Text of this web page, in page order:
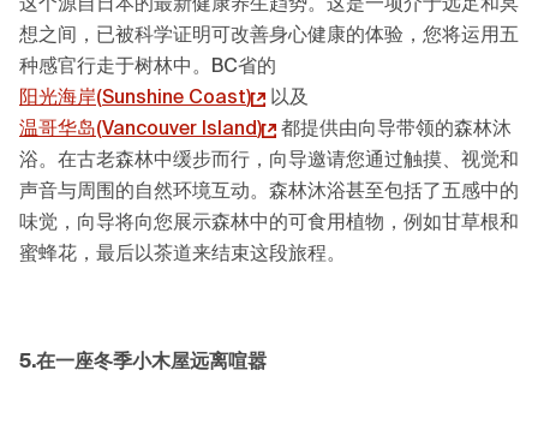
这个源自日本的最新健康养生趋势。这是一项介于远足和冥
想之间，已被科学证明可改善身心健康的体验，您将运用五
种感官行走于树林中。BC省的
阳光海岸(Sunshine Coast)
以及
温哥华岛(Vancouver Island)
都提供由向导带领的森林沐
浴。在古老森林中缓步而行，向导邀请您通过触摸、视觉和
声音与周围的自然环境互动。森林沐浴甚至包括了五感中的
味觉，向导将向您展示森林中的可食用植物，例如甘草根和
蜜蜂花，最后以茶道来结束这段旅程。
5.在一座冬季小木屋远离喧嚣